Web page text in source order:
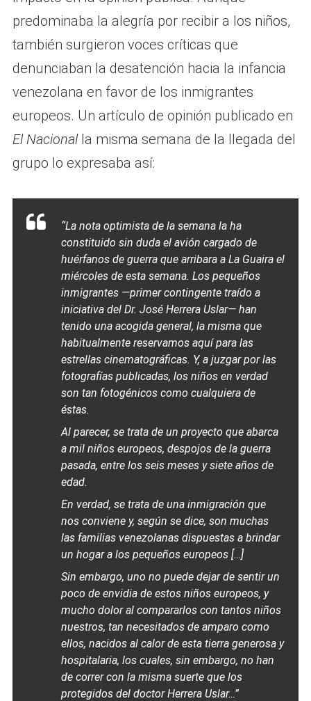
predominaba la alegría por recibir a los niños,
también surgieron voces críticas que
denunciaban la desatención hacia la infancia
venezolana en favor de los inmigrantes
europeos. Un artículo de opinión publicado en
El Nacionalla misma semana de la llegada del
grupo lo expresaba así:
“La nota optimista de la semana la ha
constituido sin duda el avión cargado de
huérfanos de guerra que arribara a La Guaira el
miércoles de esta semana. Los pequeños
inmigrantes —primer contingente traído a
iniciativa del Dr. José Herrera Uslar— han
tenido una acogida general, la misma que
habitualmente reservamos aquí para las
estrellas cinematográficas. Y, a juzgar por las
fotografías publicadas, los niños en verdad
son tan fotogénicos como cualquiera de
éstas.
Al parecer, se trata de un proyecto que abarca
a mil niños europeos, despojos de la guerra
pasada, entre los seis meses y siete años de
edad.
En verdad, se trata de una inmigración que
nos conviene y, según se dice, son muchas
las familias venezolanas dispuestas a brindar
un hogar a los pequeños europeos […]
Sin embargo, uno no puede dejar de sentir un
poco de envidia de estos niños europeos, y
mucho dolor al compararlos con tantos niños
nuestros, tan necesitados de amparo como
ellos, nacidos al calor de esta tierra generosa y
hospitalaria, los cuales, sin embargo, no han
de correr con la misma suerte que los
protegidos del doctor Herrera Uslar…”